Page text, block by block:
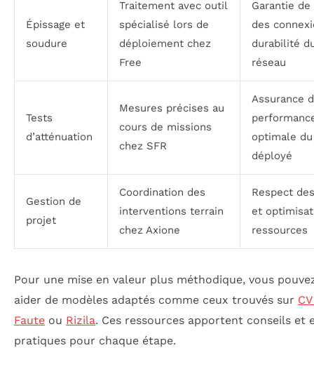
Épissage et
soudure
Traitement avec outil
spécialisé lors de
déploiement chez
Free
Garantie
des
durabilité
réseau
Tests
d’atténuation
Mesures précises au
cours de missions
chez SFR
Assurance
optimale
déployé
Gestion de
projet
Coordination des
interventions terrain
chez Axione
Respect
et
ressources
Pour une mise en valeur plus méthodique, vous
aider de modèles adaptés comme ceux trouvés sur
Faute ou Rizila. Ces ressources apportent conseils et
pratiques pour chaque étape.